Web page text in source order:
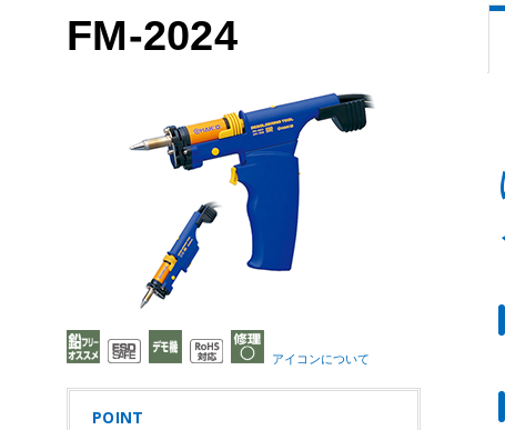
FM-2024
アイコンについて
POINT